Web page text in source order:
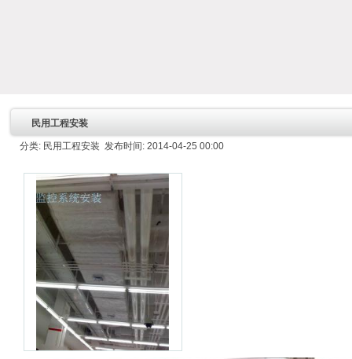
民用工程安装
分类: 民用工程安装 发布时间: 2014-04-25 00:00